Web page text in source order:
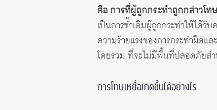
คือ การที่ผู้ถูกกระทำถูกกล่าวโท
เป็นการซ้ำเติมผู้ถูกกระทำให้ได้รั
ความร้ายแรงของการกระทำผิด
โดยรวม ที่จะไม่มีพื้นที่ปลอดภัยสำ
การโทษเหยื่อเกิดขึ้นได้อย่างไร